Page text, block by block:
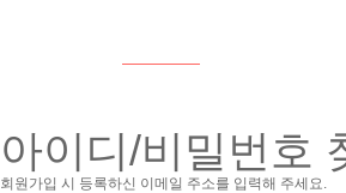
회사소개
아이디/비밀번호
회원가입 시 등록하신 이메일 주소를 입력해 주세요.